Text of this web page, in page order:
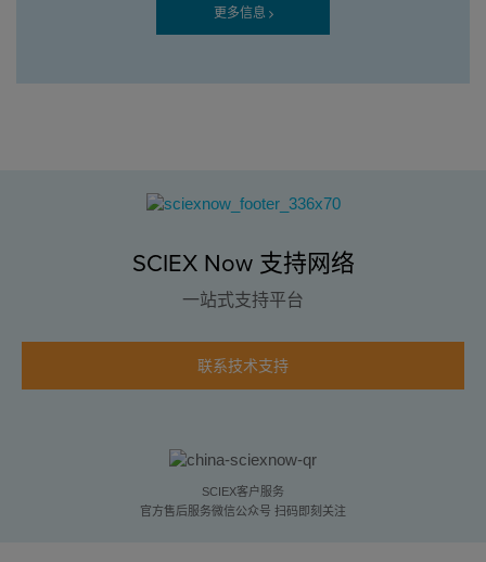
更多信息
SCIEX Now 支持网络
一站式支持平台
联系技术支持
SCIEX客户服务
官方售后服务微信公众号 扫码即刻关注